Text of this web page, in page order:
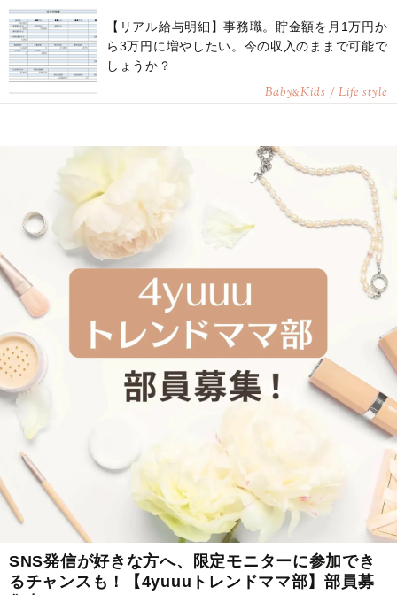
【リアル給与明細】事務職。貯金額を月1万円か
ら3万円に増やしたい。今の収入のままで可能で
しょうか？
Baby&Kids / Life style
SNS発信が好きな方へ、限定モニターに参加でき
るチャンスも！【4yuuuトレンドママ部】部員募